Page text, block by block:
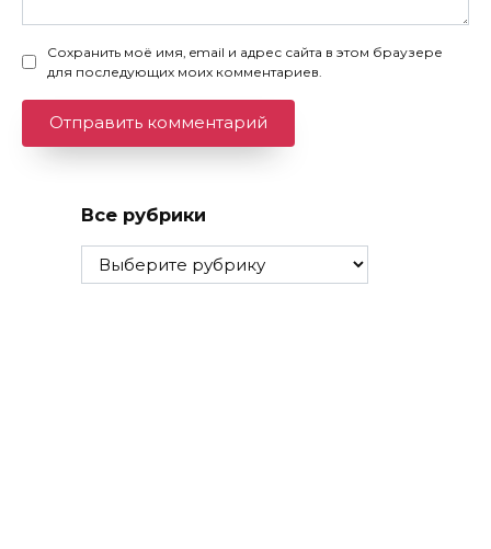
Сохранить моё имя, email и адрес сайта в этом браузере
для последующих моих комментариев.
Все рубрики
Все
рубрики